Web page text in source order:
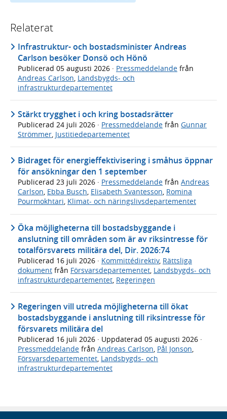
Relaterat
Infrastruktur- och bostadsminister Andreas
Carlson besöker Donsö och Hönö
Publicerad 05 augusti 2026 · Pressmeddelande från
Andreas Carlson, Landsbygds- och
infrastrukturdepartementet
Stärkt trygghet i och kring bostadsrätter
Publicerad 24 juli 2026 · Pressmeddelande från Gunnar
Strömmer Justitiedepartementet
Bidraget för energieffektivisering i småhus öppnar
för ansökningar den 1 september
Publicerad 23 juli 2026 · Pressmeddelande från Andreas
Carlson, Ebba Busch, Elisabeth Svantesson, Romina
Pourmokhtari, Klimat- och näringslivsdepartementet
Öka möjligheterna till bostadsbyggande i
anslutning till områden som är av riksintresse för
totalförsvarets militära del, Dir. 2026:74
Publicerad 16 juli 2026 · Kommittédirektiv, Rättsliga
dokument från Försvarsdepartementet, Landsbygds- och
infrastrukturdepartementet, Regeringen
Regeringen vill utreda möjligheterna till ökat
bostadsbyggande i anslutning till riksintresse för
försvarets militära del
Publicerad 16 juli 2026 · Uppdaterad 05 augusti 2026 ·
Pressmeddelande från Andreas Carlson Pål Jonson
Försvarsdepartementet Landsbygds- och
infrastrukturdepartementet